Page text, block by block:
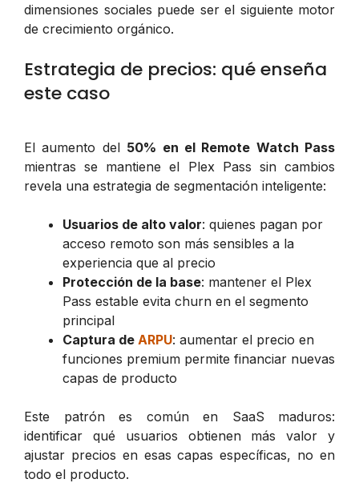
dimensiones sociales puede ser el siguiente motor
de crecimiento orgánico.
Estrategia de precios: qué enseña
este caso
El aumento del 50% en el Remote Watch Pass
mientras se mantiene el Plex Pass sin cambios
revela una estrategia de segmentación inteligente:
Usuarios de alto valor: quienes pagan por
acceso remoto son más sensibles a la
experiencia que al precio
Protección de la base: mantener el Plex
Pass estable evita churn en el segmento
principal
Captura de ARPU: aumentar el precio en
funciones premium permite financiar nuevas
capas de producto
Este patrón es común en SaaS maduros:
identificar qué usuarios obtienen más valor y
ajustar precios en esas capas específicas, no en
todo el producto.